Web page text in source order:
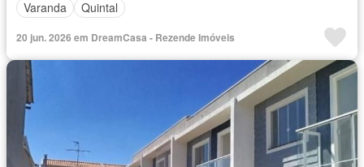
Varanda
Quintal
20 jun. 2026 em DreamCasa - Rezende Imóveis